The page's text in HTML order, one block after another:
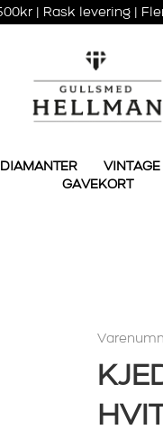
| Rask levering |
GAVEKORT
HVIT